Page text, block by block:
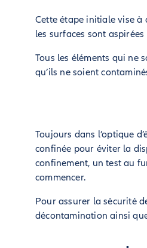
Cette étape initiale vise à
les surfaces sont
Tous les éléments qui ne
qu’ils ne soient
Toujours dans l’optique
confinée pour éviter la
confinement, un test au
commencer.
Pour assurer la sécurité
décontamination ainsi